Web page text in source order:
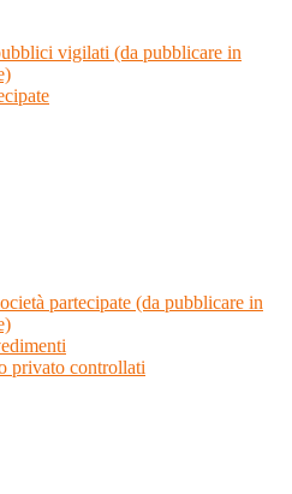
vigilati (da pubblicare in
partecipate (da pubblicare in
privato controllati